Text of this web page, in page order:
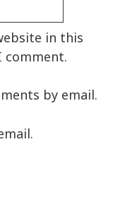
in this
by email.